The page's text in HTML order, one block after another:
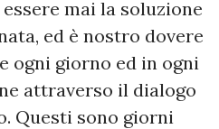
mai la soluzione
ed è nostro dovere
ogni giorno ed in ogni
attraverso il dialogo
Questi sono giorni